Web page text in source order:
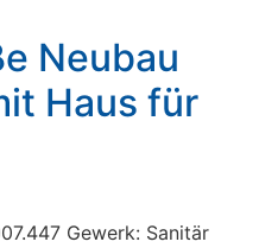
Neubau
Haus für
Gewerk: Sanitär